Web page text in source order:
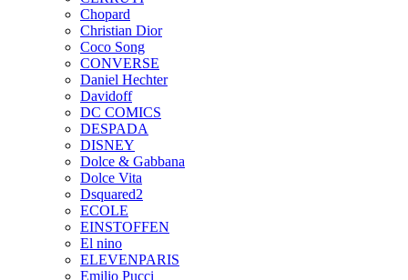
Chopard
Christian Dior
Coco Song
CONVERSE
Daniel Hechter
Davidoff
DC COMICS
DESPADA
DISNEY
Dolce & Gabbana
Dolce Vita
Dsquared2
ECOLE
EINSTOFFEN
El nino
ELEVENPARIS
Emilio Pucci